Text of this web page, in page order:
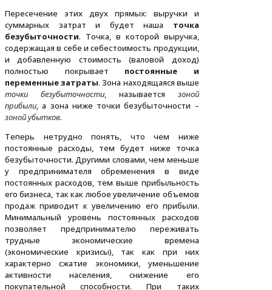
Пересечение этих двух прямых: выручки и
суммарных затрат и будет наша точка
безубыточности. Точка, в которой выручка,
содержащая в себе и себестоимость продукции,
и добавленную стоимость (валовой доход)
полностью покрывает постоянные и
переменные затраты. Зона находящаяся выше
точки безубыточности, называется зоной
прибыли, а зона ниже точки безубыточности –
зоной убытков.
Теперь нетрудно понять, что чем ниже
постоянные расходы, тем будет ниже точка
безубыточности. Другими словами, чем меньше
у предпринимателя обременения в виде
постоянных расходов, тем выше прибыльность
его бизнеса, так как любое увеличение объемов
продаж приводит к увеличению его прибыли.
Минимальный уровень постоянных расходов
позволяет предпринимателю переживать
трудные экономические времена
(экономические кризисы), так как при них
характерно сжатие экономики, уменьшение
активности населения, снижение его
покупательной способности. При таких